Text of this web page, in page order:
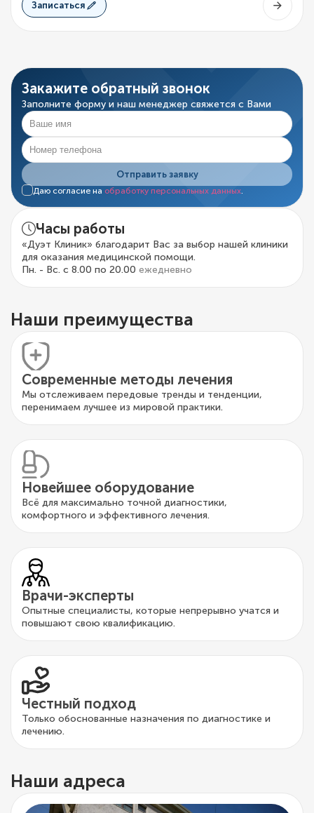
Записаться
Закажите обратный звонок
Заполните форму и наш менеджер свяжется с Вами
Отправить заявку
Даю согласие на обработку персональных данных
Часы работы
«Дуэт Клиник» благодарит Вас за выбор нашей клиники
для оказания медицинской помощи.
Пн. - Вс. с 8.00 по 20.00 ежедневно
Наши преимущества
Современные методы лечения
Мы отслеживаем передовые тренды и тенденции,
перенимаем лучшее из мировой практики.
Новейшее оборудование
Всё для максимально точной диагностики,
комфортного и эффективного лечения.
Врачи-эксперты
Опытные специалисты, которые непрерывно учатся и
повышают свою квалификацию.
Честный подход
Только обоснованные назначения по диагностике и
лечению.
Наши адреса